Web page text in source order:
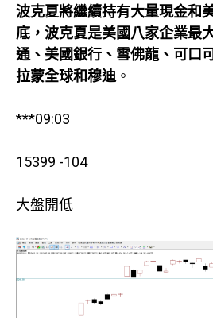
波克夏將繼續持有大量現金和
底，波克夏是美國八家企業最
通、美國銀行、雪佛龍、可口
拉蒙全球和穆迪 。
***09:03
15399 -104
大盤開低